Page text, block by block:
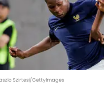
Szirtesi/GettyImages